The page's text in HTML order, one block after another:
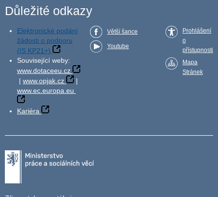
Důležité odkazy
Elektronické podání
žádosti o podporu
(IS KP21+)
Související weby:
www.dotaceeu.cz
| www.opjak.cz
|
www.ec.europa.eu
Kariéra
Větší šance
Youtube
Prohlášení
o
přístupnosti
Mapa
Stránek